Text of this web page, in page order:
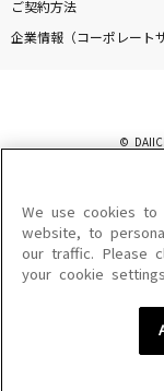
ご契約方法
企業情報（コーポレート
©
このサイトに掲載されて
を問わず、著作権法の定め
を禁じます。
楽曲及びコンテンツは、機
楽曲及びコンテンツの配信
We use cookies to
website, to
our traffic. Please
your cookie